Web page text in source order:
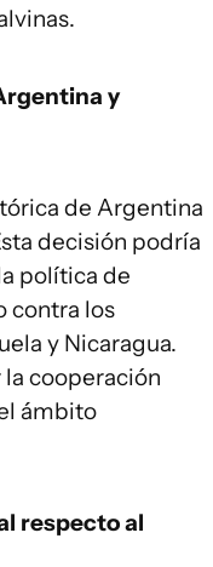
y
de Argentina
decisión podría
política de
contra los
y Nicaragua.
cooperación
ámbito
respecto al